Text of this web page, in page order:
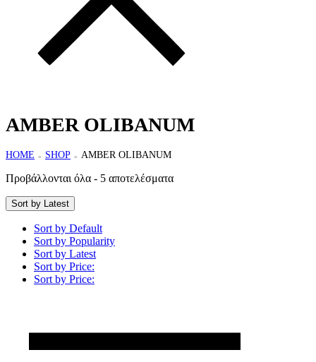
AMBER OLIBANUM
HOME > SHOP > AMBER OLIBANUM
Προβάλλονται όλα - 5 αποτελέσματα
Sort by Latest
Sort by Default
Sort by Popularity
Sort by Latest
Sort by Price:
Sort by Price: